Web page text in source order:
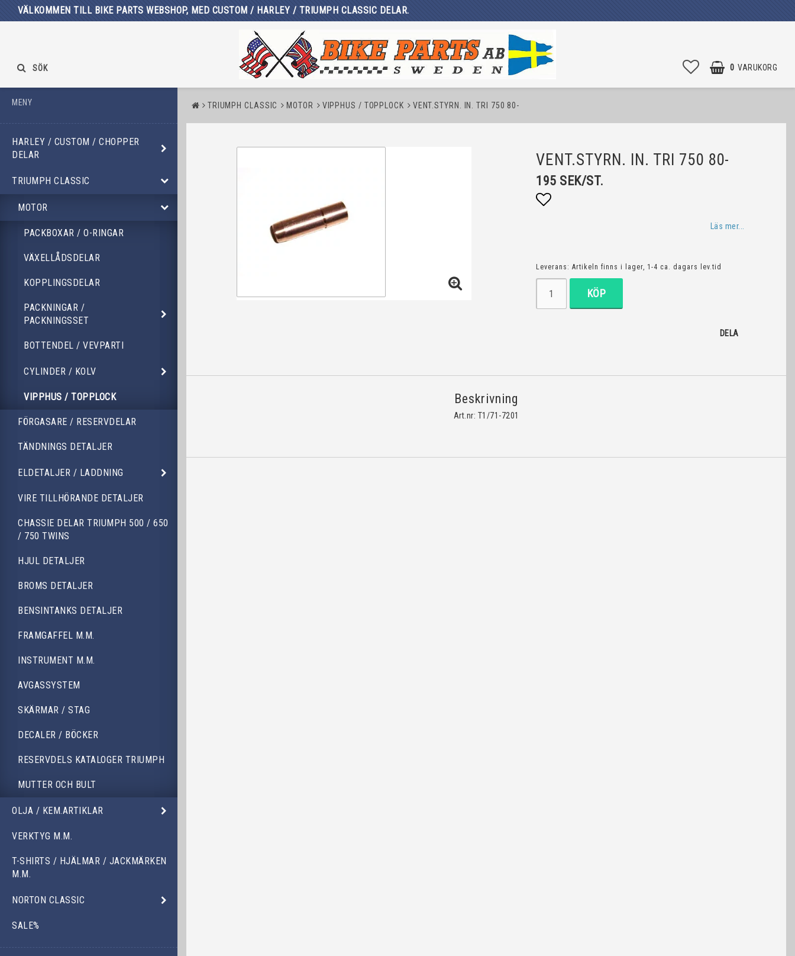
VÄLKOMMEN TILL BIKE PARTS WEBSHOP, MED CUSTOM / HARLEY / TRIUMPH CLASSIC DELAR.
0 VARUKORG
SÖK
MENY
HARLEY / CUSTOM / CHOPPER
DELAR
TRIUMPH CLASSIC
MOTOR
PACKBOXAR / O-RINGAR
VÄXELLÅDSDELAR
KOPPLINGSDELAR
PACKNINGAR /
PACKNINGSSET
BOTTENDEL / VEVPARTI
CYLINDER / KOLV
VIPPHUS / TOPPLOCK
FÖRGASARE / RESERVDELAR
TÄNDNINGS DETALJER
ELDETALJER / LADDNING
VIRE TILLHÖRANDE DETALJER
CHASSIE DELAR TRIUMPH 500 / 650
/ 750 TWINS
HJUL DETALJER
BROMS DETALJER
BENSINTANKS DETALJER
FRAMGAFFEL M.M.
INSTRUMENT M.M.
AVGASSYSTEM
SKÄRMAR / STAG
DECALER / BÖCKER
RESERVDELS KATALOGER TRIUMPH
MUTTER OCH BULT
OLJA / KEM.ARTIKLAR
VERKTYG M.M.
T-SHIRTS / HJÄLMAR / JACKMÄRKEN
M.M.
NORTON CLASSIC
SALE%
TRIUMPH CLASSIC MOTOR VIPPHUS / TOPPLOCK VENT.STYRN. IN. TRI 750 80-
VENT.STYRN. IN. TRI 750 80-
195 SEK/ST.
Läs mer...
Leverans:Artikeln finns i lager, 1-4 ca. dagars lev.tid
KÖP
DELA
Beskrivning
Art.nr: T1/71-7201